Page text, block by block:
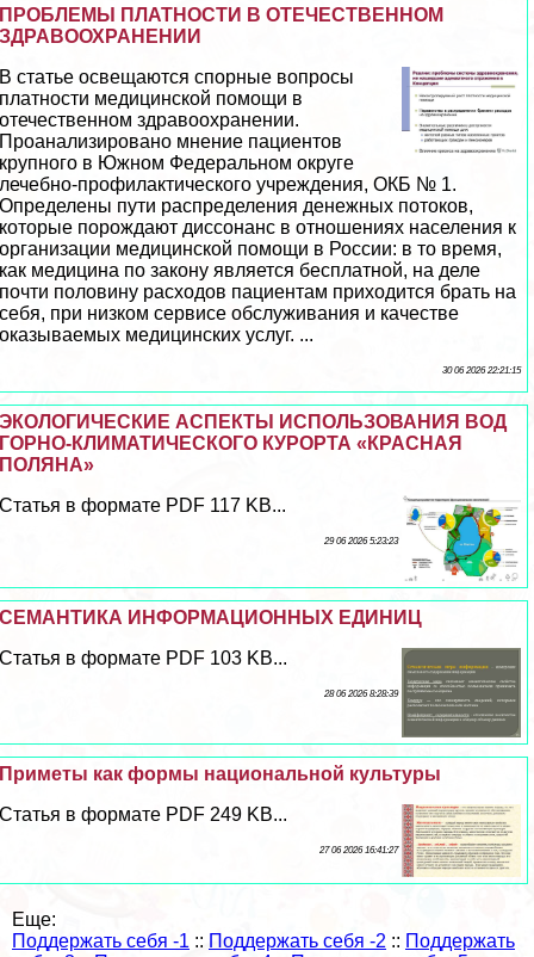
ПРОБЛЕМЫ ПЛАТНОСТИ В ОТЕЧЕСТВЕННОМ
ЗДРАВООХРАНЕНИИ
В статье освещаются спopные вопросы
платности медицинской помощи в
отечественном здравоохранении.
Проанализировано мнение пациентов
крупного в Южном Федеральном округе
лечебно-профилактического учреждения, ОКБ № 1.
Определены пути распределения денежных потоков,
которые порождают диссонанс в отношениях населения к
организации медицинской помощи в России: в то время,
как медицина по закону является бесплатной, на деле
почти половину расходов пациентам приходится брать на
себя, при низком сервисе обслуживания и качестве
оказываемых медицинских услуг. ...
30 06 2026 22:21:15
ЭКОЛОГИЧЕСКИЕ АСПЕКТЫ ИСПОЛЬЗОВАНИЯ ВОД
ГОРНО-КЛИМАТИЧЕСКОГО КУРОРТА «КРАСНАЯ
ПОЛЯНА»
Статья в формате PDF 117 KB...
29 06 2026 5:23:23
СЕМАНТИКА ИНФОРМАЦИОННЫХ ЕДИНИЦ
Статья в формате PDF 103 KB...
28 06 2026 8:28:39
Приметы как формы национальной культуры
Статья в формате PDF 249 KB...
27 06 2026 16:41:27
Еще:
Поддержать себя -1 :: Поддержать себя -2 :: Поддержать